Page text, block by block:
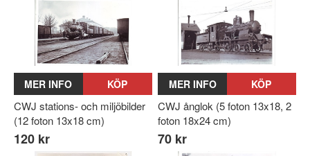
MER INFO KÖP
CWJ stations- och miljöbilder
(12 foton 13x18 cm)
120 kr
MER INFO KÖP
CWJ ånglok (5 foton 13x18, 2
foton 18x24 cm)
70 kr